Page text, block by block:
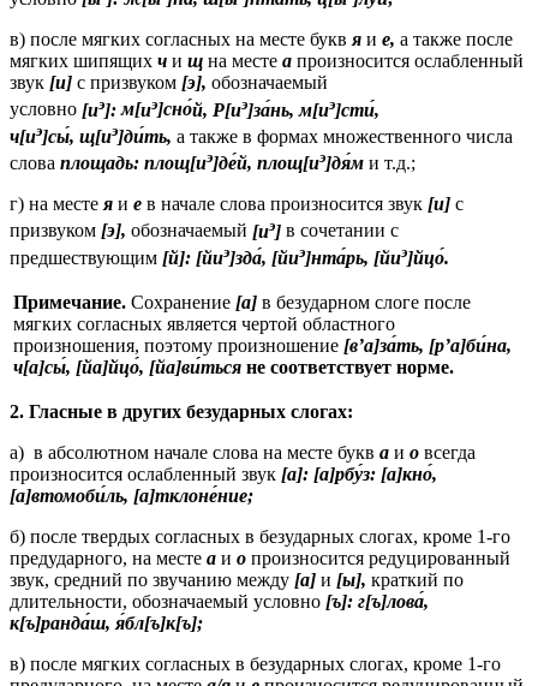
в) после мягких согласных на месте букв я и е, а также после
мягких шипящих ч и щ на месте а произносится ослабленный
звук [и] с призвуком [э], обозначаемый
условно [иэ]: м[иэ]сно́й, Р[иэ]за́нь, м[иэ]сти́,
ч[иэ]сы́, щ[иэ]ди́ть, а также в формах множественного числа
слова площадь: площ[иэ]де́й, площ[иэ]дя́м и т.д.;
г) на месте я и е в начале слова произносится звук [и] с
призвуком [э], обозначаемый [иэ] в сочетании с
предшествующим [й]: [йиэ]зда́, [йиэ]нта́рь, [йиэ]йцо́.
Примечание. Сохранение [а] в безударном слоге после
мягких согласных является чертой областного
произношения, поэтому произношение [в’а]зать, [p’a]бина,
ч[а]сы, [йа]йцо, [йа]виться не соответствует норме.
2. Гласные в других безударных слогах:
а) в абсолютном начале слова на месте букв а и о всегда
произносится ослабленный звук [a]: [а]рбу́з: [а]кно́,
[а]втомоби́ль, [а]тклоне́ние;
б) после твердых согласных в безударных слогах, кроме 1-го
предударного, на месте а и о произносится редуцированный
звук, средний по звучанию между [а] и [ы], краткий по
длительности, обозначаемый условно [ъ]: г[ъ]лова́,
к[ъ]ранда́ш, я́бл[ъ]к[ъ];
в) после мягких согласных в безударных слогах, кроме 1-го